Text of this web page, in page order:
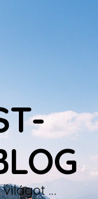
világot …